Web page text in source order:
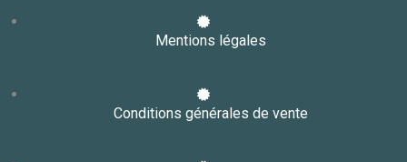
Mentions légales
Conditions générales de vente